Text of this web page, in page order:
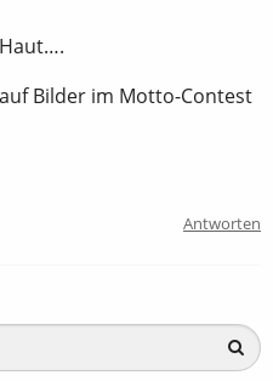
Bilder im Motto-Contest
Antworten